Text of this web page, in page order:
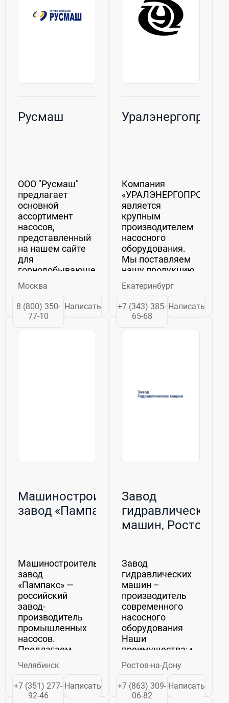
Русмаш
ООО "Русмаш"
предлагает
основной
ассортимент
насосов,
представленный
на нашем сайте
для
горнодобывающей,
нефтеперерабатывающей,
металлургической,
пищевой,
химической,
других отраслей
Москва
8 (800) 350-
77-10
Написать
Уралэнергопром
Компания
«УРАЛЭНЕРГОПРОМ»
является
крупным
производителем
насосного
оборудования.
Мы поставляем
нашу продукцию
по всей России и
СНГ.
Оборудование,
выпущенное на
предприятии,
продукции,...
Екатеринбург
+7 (343) 385-
65-68
Написать
Машиностроительный
завод «Пампакс»
Машиностроительный
завод
«Пампакс» —
российский
завод-
производитель
промышленных
насосов.
Предлагаем
широкий
ассортимент
насосного
оборудования
Челябинск
+7 (351) 277-
92-46
Написать
Завод
гидравлических
машин, Ростов-
Завод
гидравлических
машин –
производитель
современного
насосного
оборудования
Наши
преимущества: •
Большой опыт
работы, 8 лет на
рынке •
Собственное
Ростов-на-Дону
+7 (863) 309-
06-82
Написать